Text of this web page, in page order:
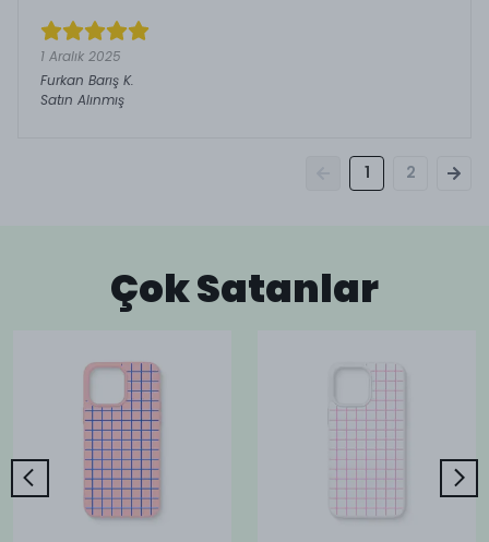
1 Aralık 2025
Furkan Barış K.
Satın Alınmış
1 2
Çok Satanlar